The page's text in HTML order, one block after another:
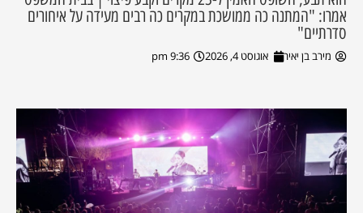
אמרו: "המתנה כה ממושכת במקרים כה רבים מעידה על איחורים
סדרתיים"
מירב בן יאיר אוגוסט 4, 2026 9:36 pm